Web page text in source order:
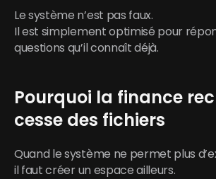
Le système n’est pas faux.
Il est simplement optimisé pour
questions qu’il connaît déjà.
Pourquoi la finance
cesse des fichiers
Quand le système ne permet plus
il faut créer un espace ailleurs.